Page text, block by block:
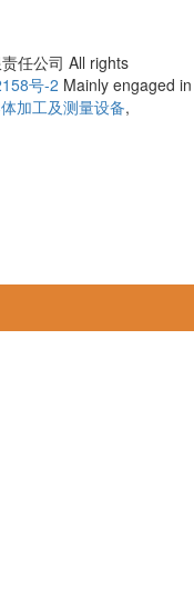
任公司 All rights
号-2 Mainly engaged in
加工及测量设备,